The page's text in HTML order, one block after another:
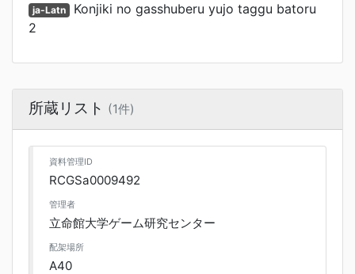
ja-Latn Konjiki no gasshuberu yujo taggu batoru
2
所蔵リスト (1件)
資料管理ID
RCGSa0009492
管理者
立命館大学ゲーム研究センター
配架場所
A40